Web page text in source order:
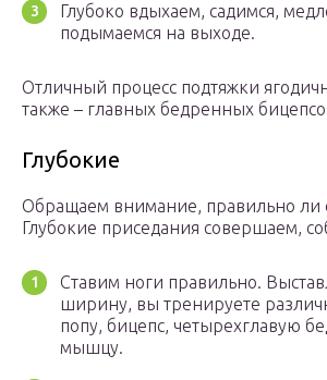
Глубоко вдыхаем, садимся,
подымаемся на выходе.
Отличный процесс подтяжки
также – главных бедренных
Глубокие
Обращаем внимание, правильно ли
Глубокие приседания совершаем,
Ставим ноги правильно.
ширину, вы тренируете
попу, бицепс, четырехглавую
мышцу.